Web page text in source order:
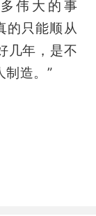
伟大的事
的只能顺从
几年，是不
制造。”